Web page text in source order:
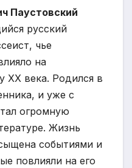
Паустовский
русский
чье
на
XX века. Родился в
и уже с
огромную
Жизнь
событиями и
повлияли на его